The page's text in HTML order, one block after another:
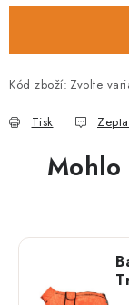
Kód zboží: Zvolte
Tisk